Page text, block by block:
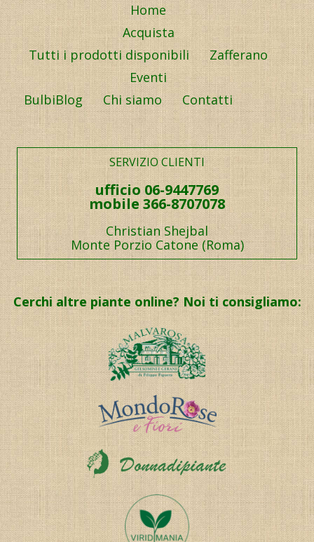
Home
Acquista
Tutti i prodotti disponibili
Zafferano
Eventi
BulbiBlog
Chi siamo Contatti
SERVIZIO CLIENTI
ufficio 06-9447769
mobile 366-8707078
Christian Shejbal
Monte Porzio Catone (Roma)
Cerchi altre piante online? Noi ti consigliamo: